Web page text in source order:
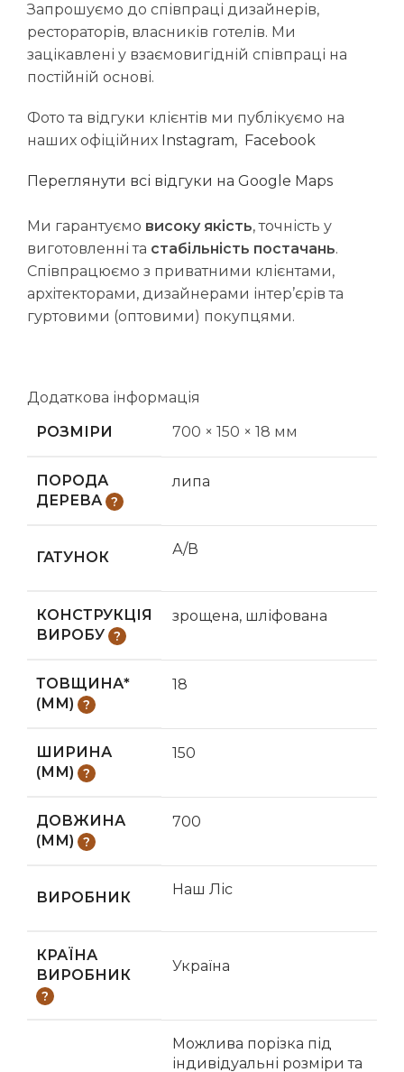
Запрошуємо до співпраці дизайнерів,
рестораторів, власників готелів. Ми
зацікавлені у взаємовигідній співпраці на
постійній основі.
Фото та відгуки клієнтів ми публікуємо на
наших офіційних Instagram, Facebook
Переглянути всі відгуки на Google Maps
Ми гарантуємо високу якість, точність у
виготовленні та стабільність постачань.
Співпрацюємо з приватними клієнтами,
архітекторами, дизайнерами інтер’єрів та
гуртовими (оптовими) покупцями.
Додаткова інформація
РОЗМІРИ
700 × 150 × 18 мм
ПОРОДА
ДЕРЕВА
липа
ГАТУНОК А/В
КОНСТРУКЦІЯ
ВИРОБУ
зрощена, шліфована
ТОВЩИНА*
(ММ)
18
ШИРИНА
(ММ)
150
ДОВЖИНА
(ММ)
700
ВИРОБНИК Наш Ліс
КРАЇНА
ВИРОБНИК
Україна
Можлива порізка під
індивідуальні розміри та